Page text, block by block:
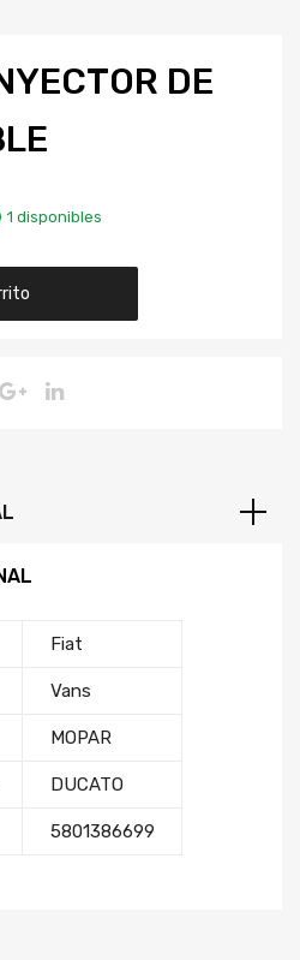
DE
1 disponibles
Fiat
Vans
MOPAR
DUCATO
5801386699